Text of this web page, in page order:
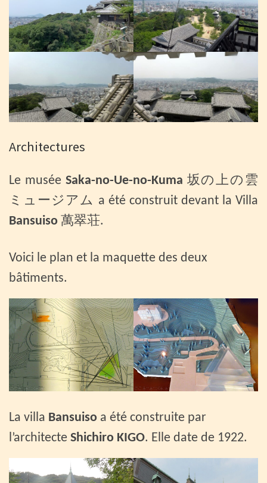
Architectures
Le musée Saka-no-Ue-no-Kuma 坂の上の雲
ミュージアム a été construit devant la Villa
Bansuiso 萬翠荘.
Voici le plan et la maquette des deux
bâtiments.
La villa Bansuiso a été construite par
l’architecte Shichiro KIGO. Elle date de 1922.